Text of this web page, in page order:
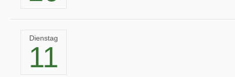
Dienstag
11